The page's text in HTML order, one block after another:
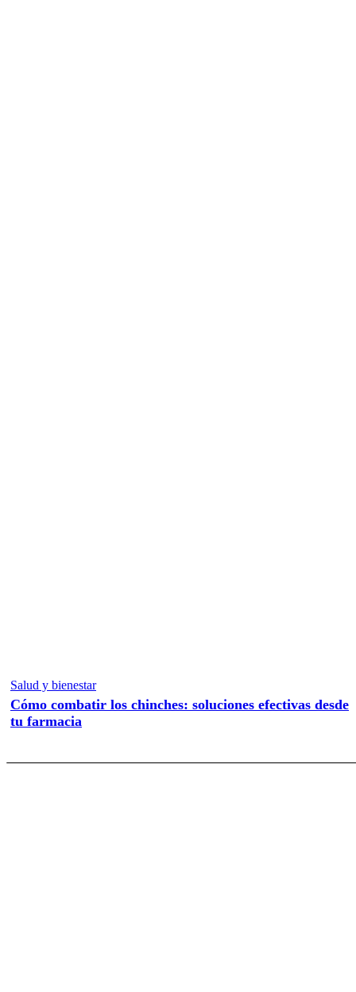
Salud y bienestar
Cómo combatir los chinches: soluciones efectivas desde
tu farmacia